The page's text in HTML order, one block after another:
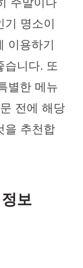
기 명소이
이용하기
습니다. 또
별한 메뉴
전에 해당
을 추천합
보